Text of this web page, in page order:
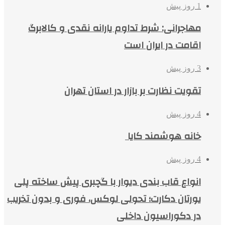
1 روز پیش
مهاجرانی: شرط تداوم یارانه نقدی و کالابرگ
اقامت در ایران است
3 روز پیش
تقویت نظارت بر بازار در استان تهران
4 روز پیش
خانه هوشمند کایا
4 روز پیش
انواع قاب بندی دیوار با گچبری پیش ساخته پلی
یورتان دکارت؛ تحولی لوکس، فوری و بدون تخریب
در دکوراسیون داخلی